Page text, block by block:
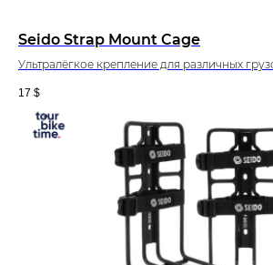
Seido Strap Mount Cage
Ультралёгкое крепление для различных
17 $